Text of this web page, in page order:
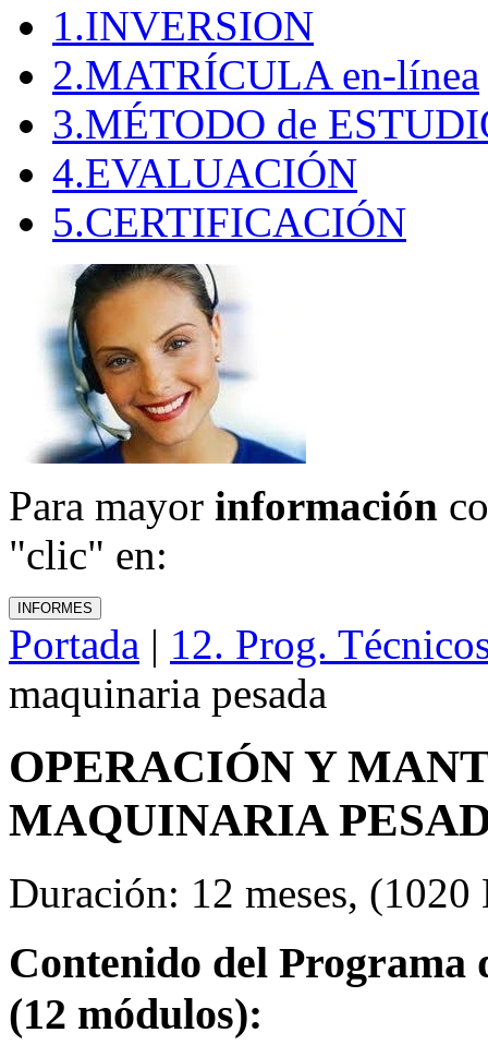
1.INVERSION
2.MATRÍCULA en-línea
3.MÉTODO de
4.EVALUACIÓN
5.CERTIFICACIÓN
Para mayor información
"clic" en:
Portada | 12. Prog.
maquinaria pesada
OPERACIÓN Y
MAQUINARIA
Duración: 12 meses,
Contenido del Programa
(12 módulos):